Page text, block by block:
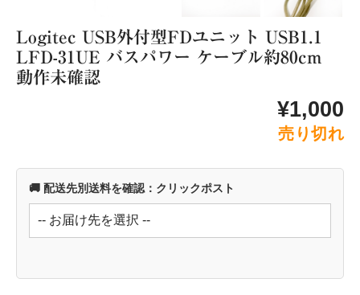
モバイルバッテリー
その他
テレビ関連
暖房器具
掃除機・クリーナー
変換アダプター類
CD・DVD・ブルーレイプレーヤー
コーヒーメーカー
Logitec USB外付型FDユニット USB1.1
LFD-31UE バスパワー ケーブル約80cm
動作未確認
¥1,000
売り切れ
🚚 配送先別送料を確認：クリックポスト